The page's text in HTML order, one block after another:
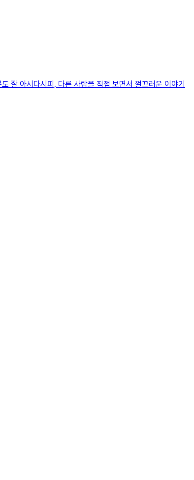
잘 아시다시피, 다른 사람을 직접 보면서 껄끄러운 이야기